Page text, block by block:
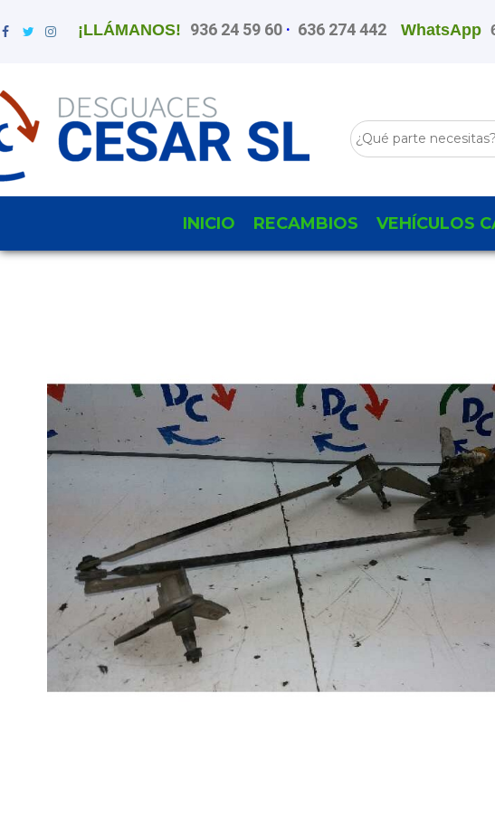
¡LLÁMANOS! 936 24 59 60 · 636 274 442 WhatsApp
INICIO RECAMBIOS VEHÍCULOS